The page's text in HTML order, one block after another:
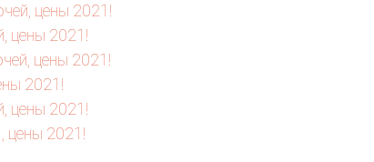
цены 2021!
цены 2021!
цены 2021!
2021!
цены 2021!
цены 2021!